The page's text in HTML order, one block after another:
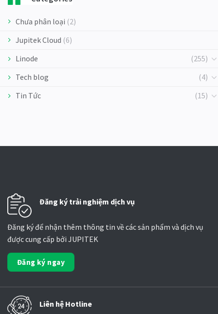
Chưa phân loại (2)
Jupitek Cloud (6)
Linode
(255)
Tech blog
(4)
Tin Tức
(15)
Đăng ký trải nghiệm dịch vụ
Đăng ký để nhận thêm thông tin về các sản phẩm và dịch vụ
được cung cấp bởi JUPITEK
Đăng ký ngay
Liên hệ Hotline